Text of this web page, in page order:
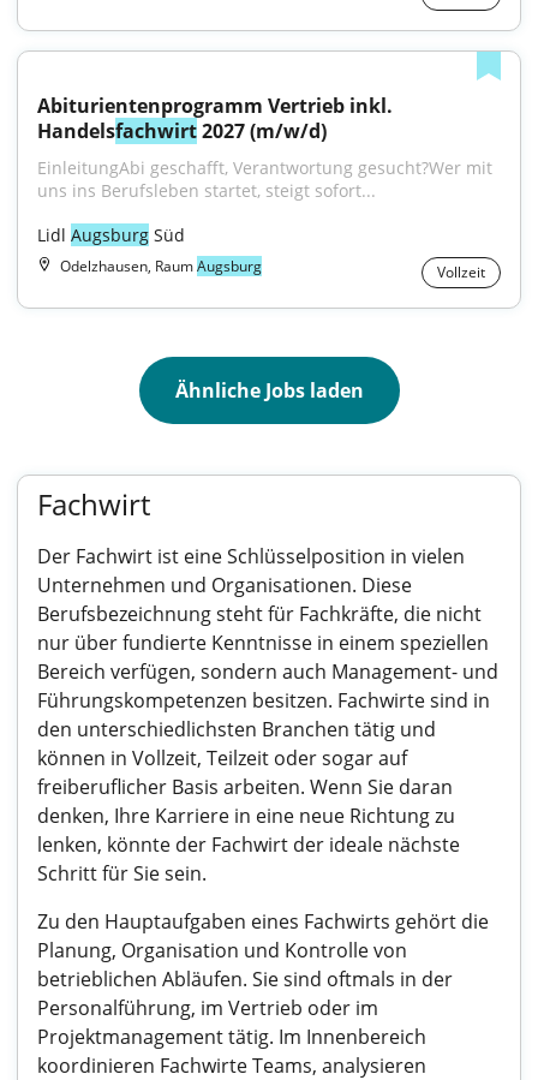
Abiturientenprogramm Vertrieb inkl.
Handelsfachwirt 2027 (m/w/d)
EinleitungAbi geschafft, Verantwortung gesucht?Wer mit
uns ins Berufsleben startet, steigt sofort...
Lidl Augsburg Süd
Odelzhausen, RaumAugsburg Vollzeit
Ähnliche Jobs laden
Fachwirt
Der Fachwirt ist eine Schlüsselposition in vielen
Unternehmen und Organisationen. Diese
Berufsbezeichnung steht für Fachkräfte, die nicht
nur über fundierte Kenntnisse in einem speziellen
Bereich verfügen, sondern auch Management- und
Führungskompetenzen besitzen. Fachwirte sind in
den unterschiedlichsten Branchen tätig und
können in Vollzeit, Teilzeit oder sogar auf
freiberuflicher Basis arbeiten. Wenn Sie daran
denken, Ihre Karriere in eine neue Richtung zu
lenken, könnte der Fachwirt der ideale nächste
Schritt für Sie sein.
Zu den Hauptaufgaben eines Fachwirts gehört die
Planung, Organisation und Kontrolle von
betrieblichen Abläufen. Sie sind oftmals in der
Personalführung, im Vertrieb oder im
Projektmanagement tätig. Im Innenbereich
koordinieren Fachwirte Teams, analysieren